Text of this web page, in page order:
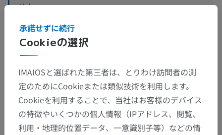
せん
翻訳
Cookieの選択
承諾せずに続行
IMAIOSと選ばれた第三者は、とりわけ訪問者の測
定のためにCookieまたは類似技術を利用します。
Cookieを利用することで、当社はお客様のデバイス
の特徴やいくつかの個人情報（IPアドレス、閲覧、
利用・地理的位置データ、一意識別子等）などの情